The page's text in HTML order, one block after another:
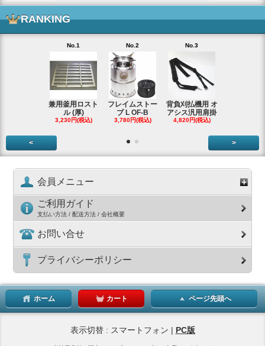
RANKING
No.1
兼用釜用ロスト
ル (厚)
3,230円(税込)
No.2
フレイムストー
ブ L OF-B
3,780円(税込)
No.3
背負刈払機用 オ
アシス汎用肩掛
4,820円(税込)
< >
会員メニュー
ご利用ガイド
支払い方法 / 配送方法 / 会社概要
お問い合せ
プライバシーポリシー
ホーム カート ページ先頭へ
表示切替 : スマートフォン | PC版